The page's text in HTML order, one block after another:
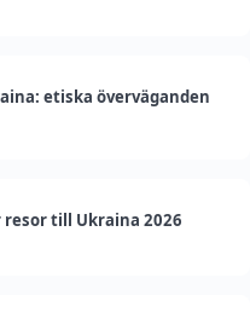
etiska överväganden
till Ukraina 2026